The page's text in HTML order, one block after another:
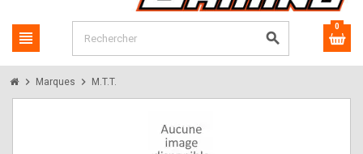
view_headline search
0
chevron_right Marques chevron_right M.T.T.